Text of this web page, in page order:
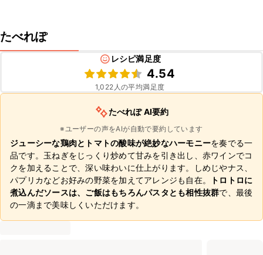
たべれぽ
レシピ満足度
4.54
1,022 人の平均満足度
たべれぽ AI要約
※ユーザーの声をAIが自動で要約しています
ジューシーな鶏肉とトマトの酸味が絶妙なハーモニーを奏でる一
品です。玉ねぎをじっくり炒めて甘みを引き出し、赤ワインでコ
クを加えることで、深い味わいに仕上がります。しめじやナス、
パプリカなどお好みの野菜を加えてアレンジも自在。
トロトロに
煮込んだソースは、ご飯はもちろんパスタとも相性抜群で、最後
の一滴まで美味しくいただけます。